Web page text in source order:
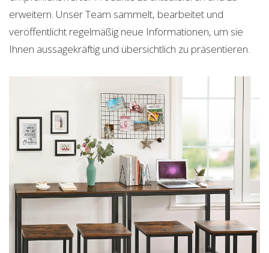
erweitern. Unser Team sammelt, bearbeitet und
veröffentlicht regelmäßig neue Informationen, um sie
Ihnen aussagekräftig und übersichtlich zu präsentieren.